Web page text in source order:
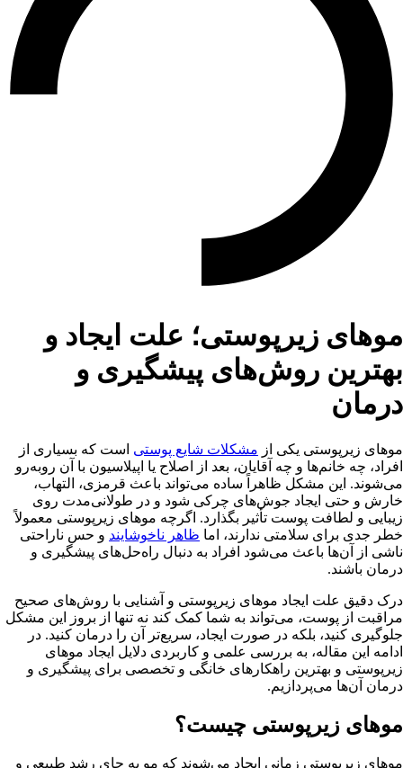
موهای زیرپوستی؛ علت ایجاد و
بهترین روش‌های پیشگیری و
درمان
موهای زیرپوستی یکی از مشکلات شایع پوستی است که بسیاری از
افراد، چه خانم‌ها و چه آقایان، بعد از اصلاح یا اپیلاسیون با آن روبه‌رو
می‌شوند. این مشکل ظاهراً ساده می‌تواند باعث قرمزی، التهاب،
خارش و حتی ایجاد جوش‌های چرکی شود و در طولانی‌مدت روی
زیبایی و لطافت پوست تأثیر بگذارد. اگرچه موهای زیرپوستی معمولاً
خطر جدی برای سلامتی ندارند، اما ظاهر ناخوشایند و حس ناراحتی
ناشی از آن‌ها باعث می‌شود افراد به دنبال راه‌حل‌های پیشگیری و
درمان باشند.
درک دقیق علت ایجاد موهای زیرپوستی و آشنایی با روش‌های صحیح
مراقبت از پوست، می‌تواند به شما کمک کند نه تنها از بروز این مشکل
جلوگیری کنید، بلکه در صورت ایجاد، سریع‌تر آن را درمان کنید. در
ادامه این مقاله، به بررسی علمی و کاربردی دلایل ایجاد موهای
زیرپوستی و بهترین راهکارهای خانگی و تخصصی برای پیشگیری و
درمان آن‌ها می‌پردازیم.
موهای زیرپوستی چیست؟
موهای زیرپوستی زمانی ایجاد می‌شوند که مو به جای رشد طبیعی و